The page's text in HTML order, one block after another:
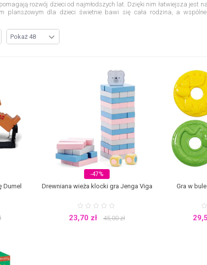
rozwój dzieci od najmłodszych lat. Dzięki nim łatwiejsza jest
planszowym dla dzieci świetnie bawi się cała rodzina, a
gry dla dzieci polegają na łowieniu rybek, wciskaniu
zarówno w sposób wskazany przez producenta gry dla dzieci,
gry dla małych dzieci
a także lepiej radzi sobie z zabawami wymagającymi liczenia oraz
liczyć, mogą sięgać po proste gry planszowe dla dzieci.
par identycznych obrazków.Gra memory dla dzieci
i inne
umysłowy. Wśród gier dla dzieci w wieku przedszkolnym
po gry planszowe dla dzieci starszych. Nauka poprzez zabawę jest
Kultowe planszówki powracają
Popularność gier planszowych dla
się Scrabble, Monopoly oraz Grzybobranie, które doczekało
przyniesie wiele radości zarówno maluchom, jak i rodzicom,
To doskonały sposób na spędzenie czasu z rodziną i bliskimi.
poprzez nutkę rywalizacji zacieśnią więzy oraz staną się sobie
można zabrać ze sobą w podróż. Długa jazda pociągiem czy
w lepszych humorach. Gry podróżne zajmują niewiele miejsca
sklepu znajdziesz produkty renomowanych marek: Habsro, Dumel
Dumel
-47%
Drewniana wieża klocki gra Jenga Viga
23,70 zł 45,00zł
Gra w